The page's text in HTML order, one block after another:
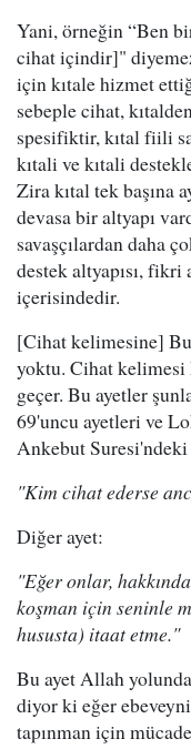
Yani, örneğin “Ben
cihat içindir]"
için kıtale hizmet
sebeple cihat,
spesifiktir, kıtal fiili
kıtali ve kıtali
Zira kıtal tek başına
devasa bir altyapı
savaşçılardan daha
destek altyapısı, fikri
içerisindedir.
[Cihat kelimesine]
yoktu. Cihat
geçer. Bu ayetler
69'uncu ayetleri ve
Ankebut Suresi'ndeki
"Kim cihat ederse
Diğer ayet:
"Eğer onlar,
koşman için seninle
hususta) itaat etme."
Bu ayet Allah
diyor ki eğer
tapınman için